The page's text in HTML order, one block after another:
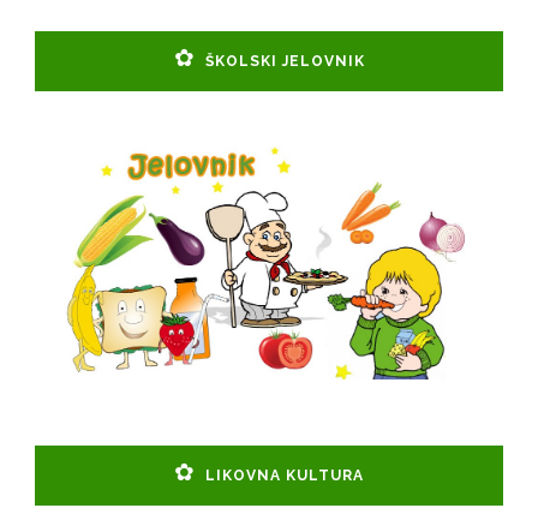
ŠKOLSKI JELOVNIK
LIKOVNA KULTURA